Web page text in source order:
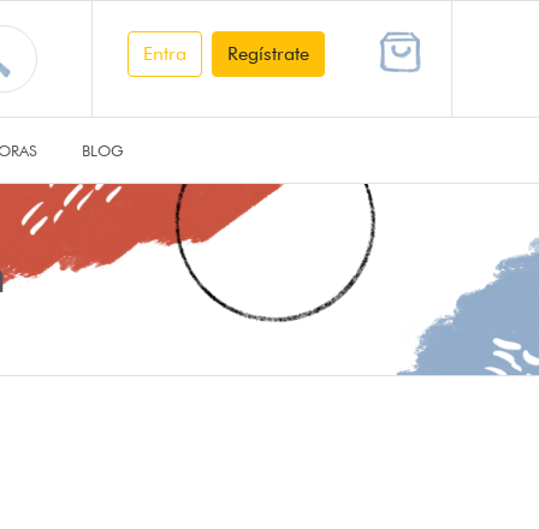
Entra Regístrate
BLOG